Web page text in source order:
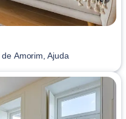
Amorim, Ajuda